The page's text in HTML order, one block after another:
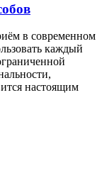
в современном
каждый
настоящим